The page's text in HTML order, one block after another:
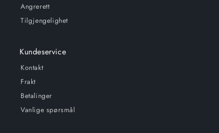
Angrerett
Tilgjengelighet
Kundeservice
Kontakt
Frakt
Betalinger
Vanlige spørsmål